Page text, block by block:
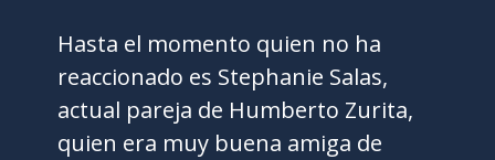
Hasta el momento quien no ha
reaccionado es Stephanie Salas,
actual pareja de Humberto Zurita,
quien era muy buena amiga de